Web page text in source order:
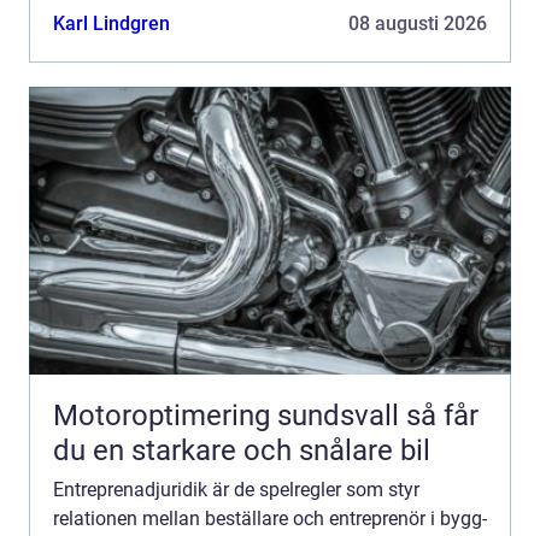
konflikterna, kostnaderna hålls nere och projekten
Karl Lindgren 08 augusti 2026
Motoroptimering sundsvall så får
du en starkare och snålare bil
Entreprenadjuridik är de spelregler som styr
relationen mellan beställare och entreprenör i bygg-